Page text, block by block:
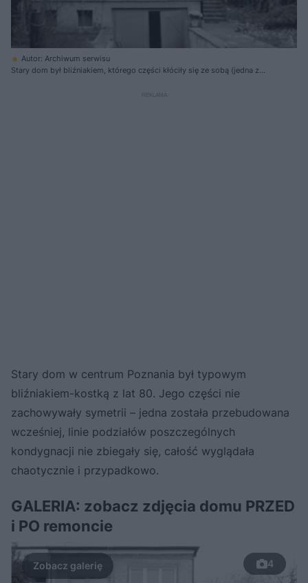
Autor: Archiwum serwisu
Stary dom był bliźniakiem, którego części kłóciły się ze sobą (jedna z
Stary dom w centrum Poznania był typowym
bliźniakiem-kostką z lat 80. Jego części nie
zachowywały symetrii – jedna została przebudowana
wcześniej, linie podziałów poszczególnych
kondygnacji nie zbiegały się, całość wyglądała
chaotycznie i przypadkowo.
GALERIA: zobacz zdjęcia domu PRZED
i PO remoncie
4